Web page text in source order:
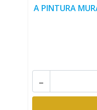
A PINTURA
-